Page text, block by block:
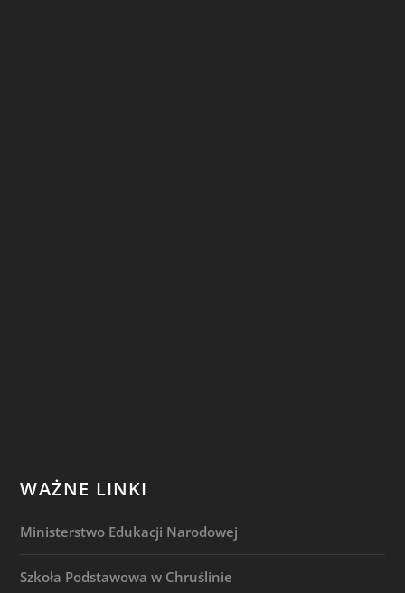
WAŻNE LINKI
Ministerstwo Edukacji Narodowej
Szkoła Podstawowa w Chruślinie